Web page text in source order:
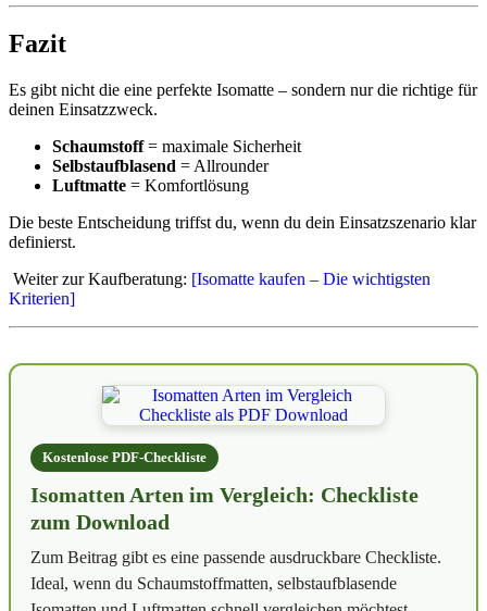
Fazit
Es gibt nicht die eine perfekte Isomatte – sondern nur die richtige für
deinen Einsatzzweck.
Schaumstoff= maximale Sicherheit
Selbstaufblasend = Allrounder
Luftmatte = Komfortlösung
Die beste Entscheidung triffst du, wenn du dein Einsatzszenario klar
definierst.
Weiter zur Kaufberatung: [Isomatte kaufen – Die wichtigsten
Kriterien]
Kostenlose PDF-Checkliste
Isomatten Arten im Vergleich: Checkliste
zum Download
Zum Beitrag gibt es eine passende ausdruckbare Checkliste.
Ideal, wenn du Schaumstoffmatten, selbstaufblasende